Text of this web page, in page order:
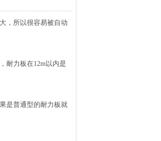
，所以很容易被自动
耐力板在12m以内是
是普通型的耐力板就